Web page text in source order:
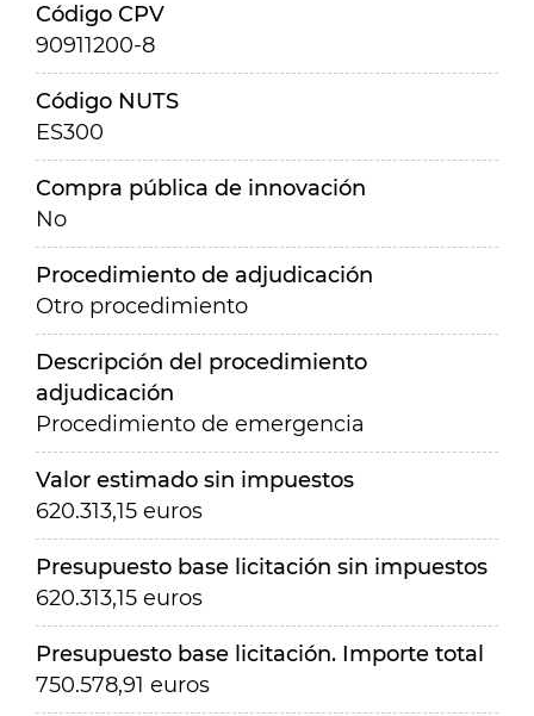
Código CPV
90911200-8
Código NUTS
ES300
Compra pública de innovación
No
Procedimiento de adjudicación
Otro procedimiento
Descripción del procedimiento
adjudicación
Procedimiento de emergencia
Valor estimado sin impuestos
620.313,15 euros
Presupuesto base licitación sin impuestos
620.313,15 euros
Presupuesto base licitación. Importe total
750.578,91 euros